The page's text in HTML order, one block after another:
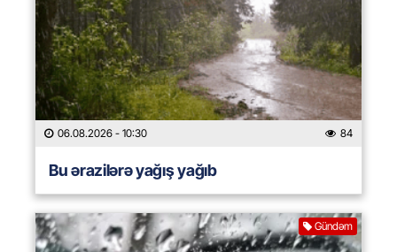
06.08.2026 - 10:30 84
Bu ərazilərə yağış yağıb
Gündəm